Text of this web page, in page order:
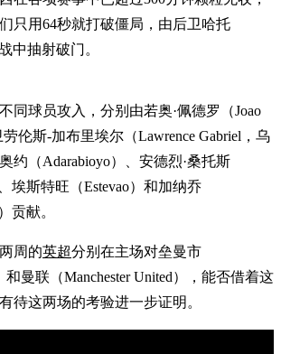
只用64秒就打破僵局，由后卫哈托
中抽射破门。
同球员攻入，分别由若奥·佩德罗（Joao
伦斯-加布里埃尔（Lawrence Gabriel，乌
约（Adarabioyo）、安德烈·桑托斯
、埃斯特旺（Estevao）和加纳乔
贡献。
周的英超分别在主场对垒曼市
和曼联（Manchester United），能否借着这
待这两场的考验进一步证明。